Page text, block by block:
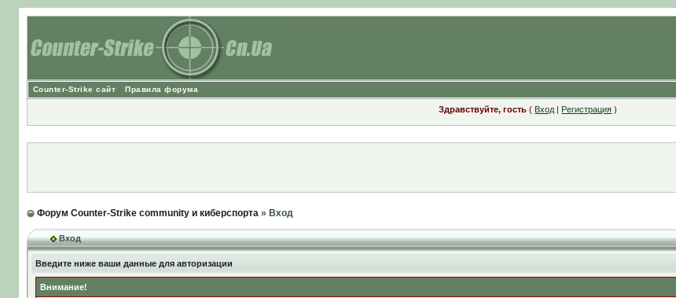
Counter-Strike сайт Правила форума
Здравствуйте, гость ( Вход | Регистрация )
Форум Counter-Strike community и киберспорта» Вход
Вход
Введите ниже ваши данные для авторизации
Внимание!